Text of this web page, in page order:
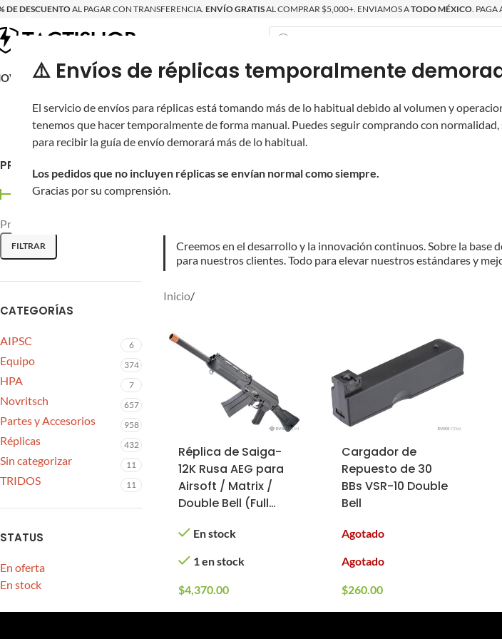
⚠️ Envíos de réplicas temporalmente
El servicio de envíos para réplicas está tomando más de lo habitual debido al volumen y
tenemos que hacer temporalmente de forma manual. Puedes seguir comprando con normalidad,
para recibir la guía de envío demorará más de lo habitual.
Los pedidos que no incluyen réplicas se envían normal como siempre.
Gracias por su comprensión.
DE DESCUENTOAL PAGAR CON TRANSFERENCIA. ENVÍO GRATISAL COMPRAR $5,000+. ENVIAMOS ATODO MÉXICO . PAGA
RÉPLICASPARTES Y ACCESORIOSEQUIPOPRODUCTOS NUEVOSPROMOCIONES
PRECIO
FILTRAR
Precio:
CATEGORÍAS
AIPSC 6
Equipo 374
HPA 7
Novritsch 657
Partes y Accesorios 958
Réplicas 432
Sin categorizar 11
TRIDOS 11
STATUS
En oferta
En stock
Double Bell
Establecida en 2004, Double Bell se ha comprometido a producir
neumáticas, de resorte, de gel, lanzagranadas de Airsoft, piezas
Los productos Airsoft de Double Bell son populares en el
Creemos en el desarrollo y la innovación continuos. Sobre la
para nuestros clientes. Todo para elevar nuestros estándares y
Inicio/
Réplica de Saiga-
12K Rusa AEG para
Airsoft / Matrix /
Double Bell (Full
En stock
1 en stock
$4,370.00
Cargador de
Repuesto de 30
BBs VSR-10 Double
Bell
Agotado
Agotado
$260.00